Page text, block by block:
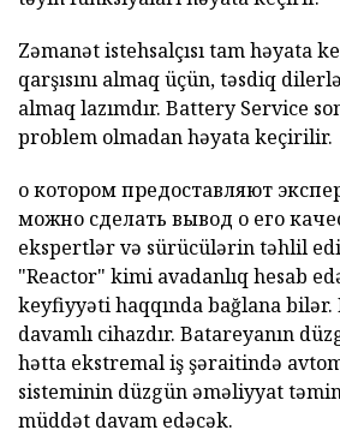
Zəmanət istehsalçısı tam həyata
qarşısını almaq üçün, təsdiq
almaq lazımdır. Battery Service
problem olmadan həyata keçirilir.
о котором предоставляют
можно сделать вывод о его
ekspertlər və sürücülərintəhlil
"Reactor" kimi avadanlıq hesab
keyfiyyəti haqqında bağlana
davamlı cihazdır. Batareyanın
hətta ekstremal iş şəraitində
sisteminin düzgün əməliyyat
müddət davam edəcək.